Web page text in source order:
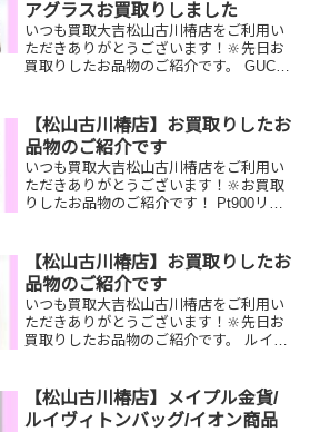
アグラスお買取りしました
いつも買取大吉松山古川椿店をご利用い
ただきありがとうございます！🔆先日お
買取りしたお品物のご紹介です。 GUCCI
いませんか？ぜひ買取大吉松山古川椿店
にお査定させてく...
【松山古川椿店】お買取りしたお
品物のご紹介です
いつも買取大吉松山古川椿店をご利用い
ただきありがとうございます！🔆お買取
りしたお品物のご紹介です！ Pt900リン
品物はございませんか？そのお品物ぜ
ひ！買取大吉松山古...
【松山古川椿店】お買取りしたお
品物のご紹介です
いつも買取大吉松山古川椿店をご利用い
ただきありがとうございます！🔆先日お
買取りしたお品物のご紹介です。 ルイヴ
ございませんか？そのお品物ぜひ！買取
大吉松山古川椿...
【松山古川椿店】メイプル金貨/
ルイヴィトンバッグ/イオン商品